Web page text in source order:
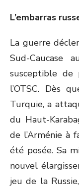
L’embarras
La guerre
Sud-Caucase
susceptible de
l’OTSC. Dès
Turquie, a
du Haut-
de l’Arménie à
été posée. Sa
nouvel
jeu de la